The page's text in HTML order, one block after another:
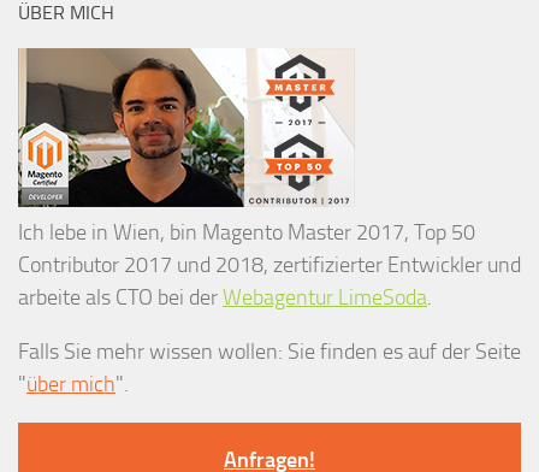
ÜBER MICH
Ich lebe in Wien, bin Magento Master 2017, Top 50
Contributor 2017 und 2018, zertifizierter Entwickler und
arbeite als CTO bei derWebagentur LimeSoda.
Falls Sie mehr wissen wollen: Sie finden es auf der Seite
"über mich".
Anfragen!